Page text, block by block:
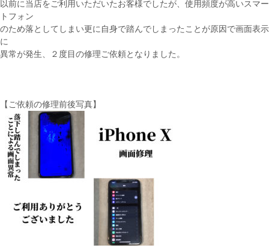
以前に当店をご利用いただいたお客様でしたが、使用頻度が高いスマー
トフォン
のため落としてしまい更に自身で踏んでしまったことが原因で画面表示
に
異常が発生、２度目の修理ご依頼となりました。
【ご依頼の修理前後写真】